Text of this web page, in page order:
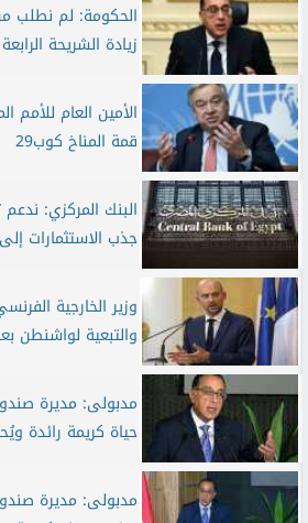
الحكومة: لم نطلب
زيادة الشريحة
الأمين العام للأمم
قمة المناخ كوب29
البنك المركزي:
جذب الاستثمارات
وزير الخارجية
والتبعية لواشنطن
مدبولى: مديرة
حياة كريمة رائدة
مدبولى: مديرة